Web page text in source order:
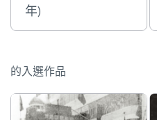
年)
的入選作品